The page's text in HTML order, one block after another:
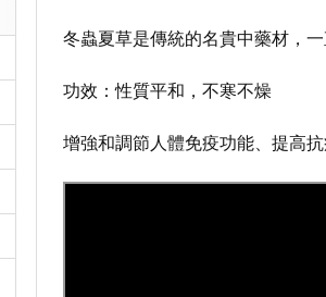
冬蟲夏草是傳統的名貴中藥材，
功效：性質平和，不寒不燥
增強和調節人體免疫功能、提高